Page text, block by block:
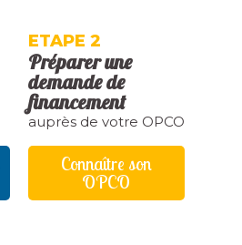
ETAPE 2
Préparer une
demande de
financement
auprès de votre OPCO
Connaître son
OPCO